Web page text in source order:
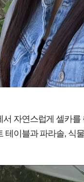
자연스럽게 셀카
테이블과 파라솔, 식